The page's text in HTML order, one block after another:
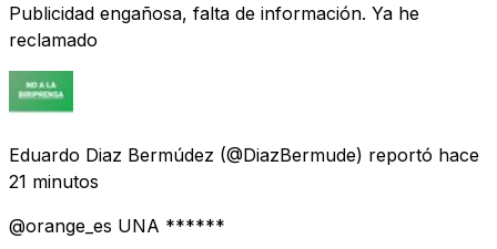
Publicidad engañosa, falta de información. Ya he
reclamado
Eduardo Diaz Bermúdez (@DiazBermude) reportó hace
21 minutos
@orange_es UNA ******